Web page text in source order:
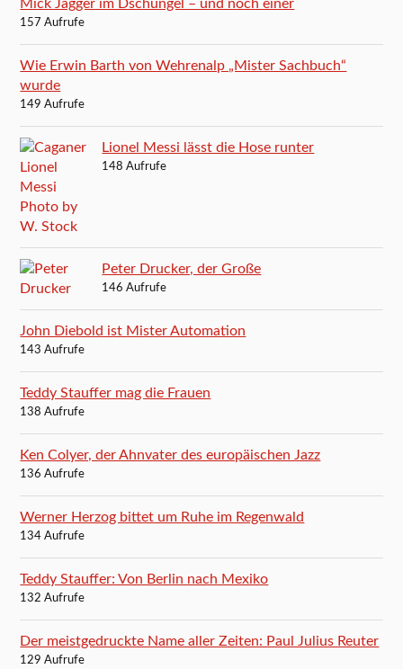
Mick Jagger im Dschungel – und noch einer
157 Aufrufe
Wie Erwin Barth von Wehrenalp „Mister Sachbuch“
wurde
149 Aufrufe
Lionel Messi lässt die Hose runter
148 Aufrufe
Peter Drucker, der Große
146 Aufrufe
John Diebold ist Mister Automation
143 Aufrufe
Teddy Stauffer mag die Frauen
138 Aufrufe
Ken Colyer, der Ahnvater des europäischen Jazz
136 Aufrufe
Werner Herzog bittet um Ruhe im Regenwald
134 Aufrufe
Teddy Stauffer: Von Berlin nach Mexiko
132 Aufrufe
Der meistgedruckte Name aller Zeiten: Paul Julius Reuter
129 Aufrufe